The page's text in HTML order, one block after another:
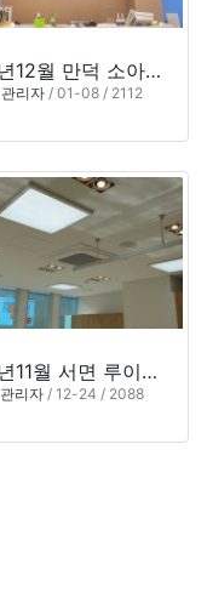
20년12월 만덕 소아이비인후과
관리자/ 01-08 / 2112
20년11월 서면 루이송 여성의원
관리자/ 12-24 / 2088